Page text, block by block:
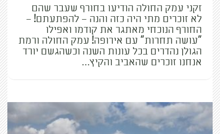
זקני עמק החולה הודיעו בחורף שעבר שהם
לא זוכרים מתי היה כזה והנה – להפתעתם! –
החורף הנוכחי מאתגר את קודמו ואפילו
"עושה תחרות" עם אירופה! עמק החולה ורמת
הגולן נהדרים בכל עונות השנה וכשהגשם יורד
אנחנו זוכרים שהאביב והקיץ…